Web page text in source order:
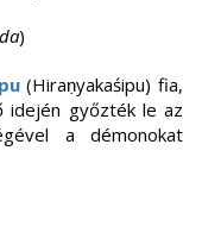
)
(Hiraṇyakaśipu) fia,
idején győzték le az
a démonokat